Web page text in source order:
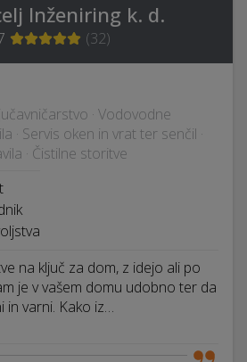
Inženiring k. d.
(32)
· Vodovodne
· Servis oken in vrat ter senčil ·
· Čistilne storitve
na ključ za dom, z idejo ali po
je v vašem domu udobno ter da
in varni. Kako iz…